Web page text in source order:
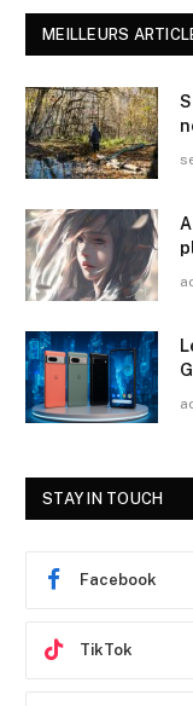
MEILLEURS
STAY IN TOUCH
Facebook
TikTok